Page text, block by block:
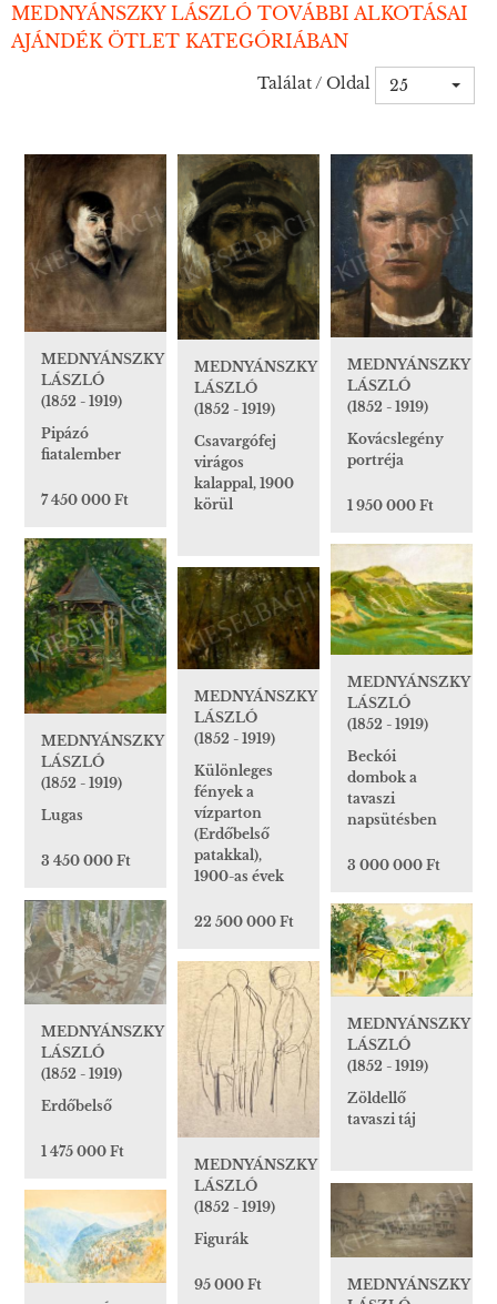
MEDNYÁNSZKY LÁSZLÓ TOVÁBBI ALKOTÁSAI
AJÁNDÉK ÖTLET KATEGÓRIÁBAN
Találat / Oldal 25
MEDNYÁNSZKY
LÁSZLÓ
(1852 - 1919)
Pipázó
fiatalember
7 450 000 Ft
MEDNYÁNSZKY
LÁSZLÓ
(1852 - 1919)
Csavargófej
virágos
kalappal, 1900
körül
MEDNYÁNSZKY
LÁSZLÓ
(1852 - 1919)
Kovácslegény
portréja
1 950 000 Ft
MEDNYÁNSZKY
LÁSZLÓ
(1852 - 1919)
Lugas
3 450 000 Ft
MEDNYÁNSZKY
LÁSZLÓ
(1852 - 1919)
Beckói
dombok a
tavaszi
napsütésben
3 000 000 Ft
MEDNYÁNSZKY
LÁSZLÓ
(1852 - 1919)
Különleges
fények a
vízparton
(Erdőbelső
patakkal),
1900-as évek
22 500 000 Ft
MEDNYÁNSZKY
LÁSZLÓ
(1852 - 1919)
Erdőbelső
1 475 000 Ft
MEDNYÁNSZKY
LÁSZLÓ
(1852 - 1919)
Zöldellő
tavaszi táj
MEDNYÁNSZKY
LÁSZLÓ
(1852 - 1919)
Figurák
95 000 Ft
MEDNYÁNSZKY